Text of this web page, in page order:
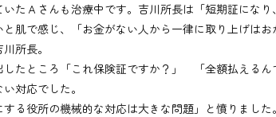
たＡさんも治療中です。吉川所長は「短期証にな
肌で感じ、「お金がない人から一律に取り上げは
所長。
たところ「これ保険証ですか？」 「全額払える
対応でした。
る役所の機械的な対応は大きな問題」と憤りました。